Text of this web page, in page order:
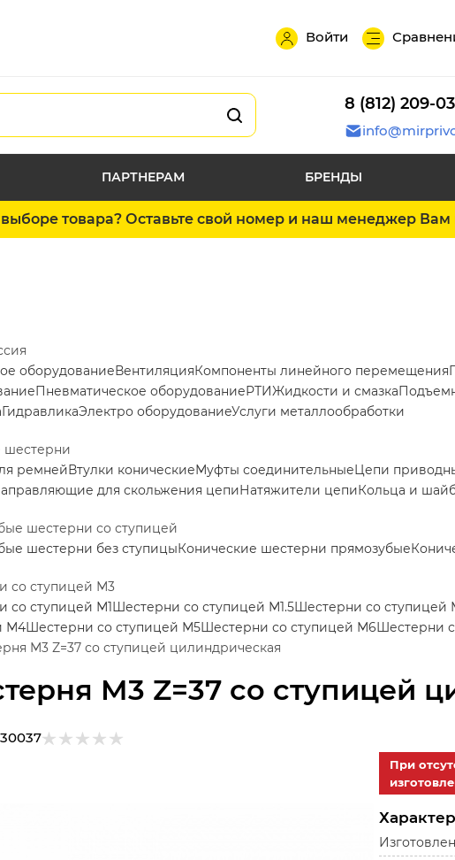
Войти
8 (812) 209-
ПАРТНЕРАМ БРЕНДЫ
товара? Оставьте свой номер и наш менеджер
M3 Z=37 со ступицей
оборудованиеВентиляцияКомпоненты линейного перемещения
Пневматическое оборудованиеРТИЖидкости и смазка
ГидравликаЭлектро оборудованиеУслуги металлообработки
шестерни
ремнейВтулки коническиеМуфты соединительныеЦепи
для скольжения цепиНатяжители цепиКольца и
шестерни со ступицей
шестерни без ступицыКонические шестерни прямозубые
со ступицей М3
со ступицей М1Шестерни со ступицей М1.5Шестерни со ступицей
М4Шестерни со ступицей М5Шестерни со ступицей М6Шестерни
M3 Z=37 со ступицей цилиндрическая
При